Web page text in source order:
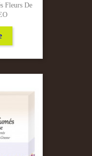
Fleurs De